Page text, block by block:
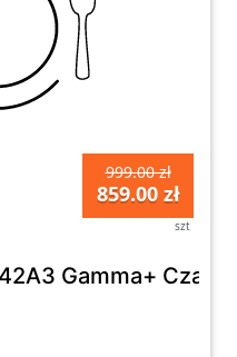
999.00 zł
859.00 zł
szt
Gamma+